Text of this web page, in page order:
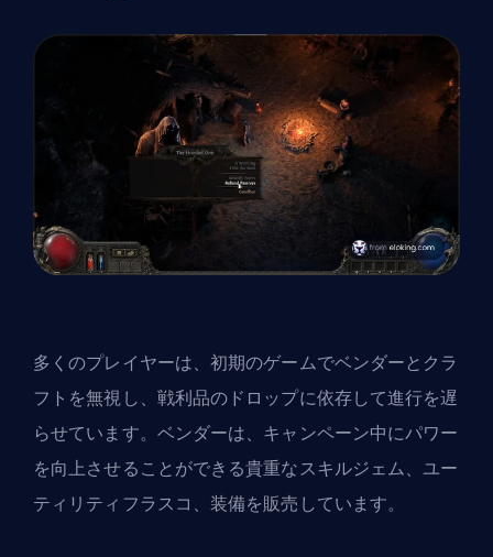
多くのプレイヤーは、初期のゲームでベンダーとクラ
フトを無視し、戦利品のドロップに依存して進行を遅
らせています。ベンダーは、キャンペーン中にパワー
を向上させることができる貴重なスキルジェム、ユー
ティリティフラスコ、装備を販売しています。